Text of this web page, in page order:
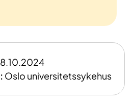
Oslo universitetssykehus